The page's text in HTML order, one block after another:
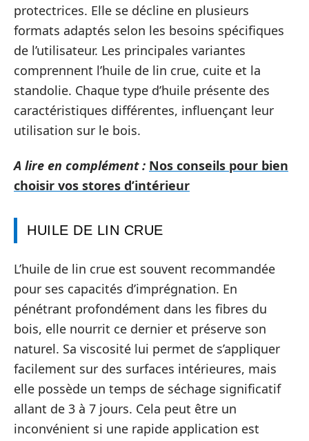
protectrices. Elle se décline en plusieurs
formats adaptés selon les besoins spécifiques
de l’utilisateur. Les principales variantes
comprennent l’huile de lin crue, cuite et la
standolie. Chaque type d’huile présente des
caractéristiques différentes, influençant leur
utilisation sur le bois.
A lire en complément : Nos conseils pour bien
choisir vos stores d’intérieur
HUILE DE LIN CRUE
L’huile de lin crue est souvent recommandée
pour ses capacités d’imprégnation. En
pénétrant profondément dans les fibres du
bois, elle nourrit ce dernier et préserve son
naturel. Sa viscosité lui permet de s’appliquer
facilement sur des surfaces intérieures, mais
elle possède un temps de séchage significatif
allant de 3 à 7 jours. Cela peut être un
inconvénient si une rapide application est